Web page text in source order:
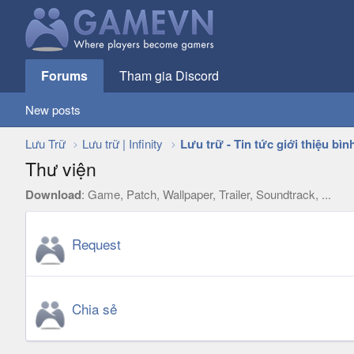
Forums Tham gia Discord
New posts
Lưu Trữ Lưu trữ | Infinity Lưu trữ - Tin tức giới thiệu
Thư viện
Download: Game, Patch, Wallpaper, Trailer, Soundtrack, ...
Request
Chia sẻ